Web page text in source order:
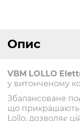
Опис
VBM LOLLO
у витонченому
Збалансоване
що прикрашають
Lollo, дозволяє